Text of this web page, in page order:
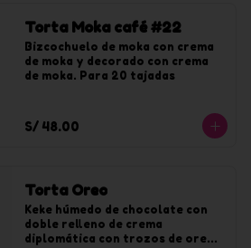
Torta Moka café #22
Bizcochuelo de moka con crema
de moka y decorado con crema
de moka. Para 20 tajadas
S/ 48.00
Torta Oreo
Keke húmedo de chocolate con
doble relleno de crema
diplomática con trozos de oreo.